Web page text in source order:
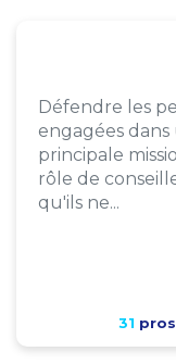
Défendre les
engagées
principale
rôle de
qu'ils ne...
31 pros